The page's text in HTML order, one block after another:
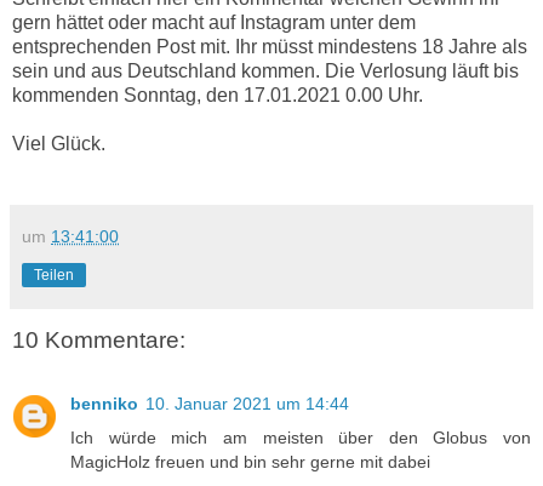
gern hättet oder macht auf Instagram unter dem
entsprechenden Post mit. Ihr müsst mindestens 18 Jahre als
sein und aus Deutschland kommen. Die Verlosung läuft bis
kommenden Sonntag, den 17.01.2021 0.00 Uhr.
Viel Glück.
um 13:41:00
Teilen
10 Kommentare:
benniko 10. Januar 2021 um 14:44
Ich würde mich am meisten über den Globus von
MagicHolz freuen und bin sehr gerne mit dabei